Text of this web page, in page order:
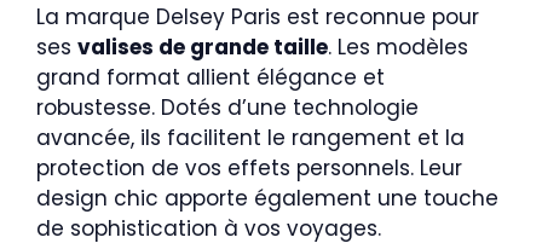
La marque Delsey Paris est reconnue pour
ses valises de grande taille. Les modèles
grand format allient élégance et
robustesse. Dotés d’une technologie
avancée, ils facilitent le rangement et la
protection de vos effets personnels. Leur
design chic apporte également une touche
de sophistication à vos voyages.